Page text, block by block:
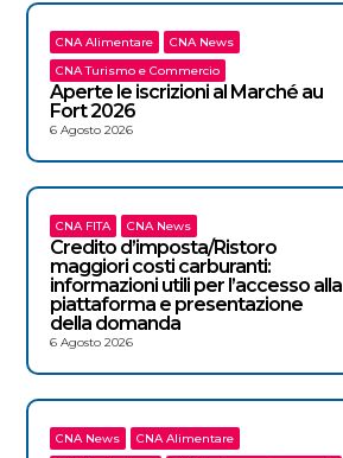
CNA Alimentare
CNA News
CNA Turismo e Commercio
Aperte le iscrizioni al Marché au
Fort 2026
6 Agosto 2026
CNA FITA CNA News
Credito d’imposta/Ristoro
maggiori costi carburanti:
informazioni utili per l’accesso alla
piattaforma e presentazione
della domanda
6 Agosto 2026
CNA News
CNA Alimentare